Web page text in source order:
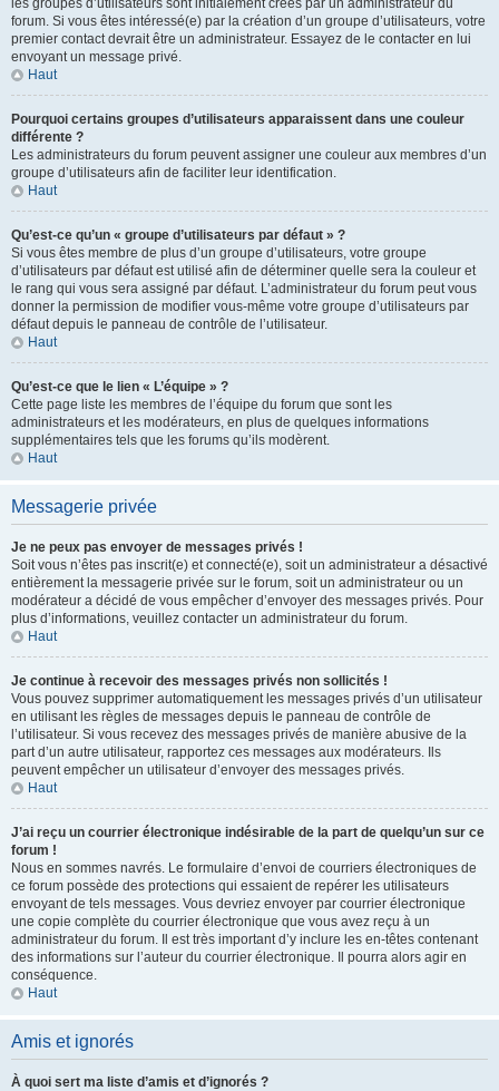
les groupes d’utilisateurs sont initialement créés par un administrateur du
forum. Si vous êtes intéressé(e) par la création d’un groupe d’utilisateurs, votre
premier contact devrait être un administrateur. Essayez de le contacter en lui
envoyant un message privé.
Haut
Pourquoi certains groupes d’utilisateurs apparaissent dans une couleur
différente ?
Les administrateurs du forum peuvent assigner une couleur aux membres d’un
groupe d’utilisateurs afin de faciliter leur identification.
Haut
Qu’est-ce qu’un « groupe d’utilisateurs par défaut » ?
Si vous êtes membre de plus d’un groupe d’utilisateurs, votre groupe
d’utilisateurs par défaut est utilisé afin de déterminer quelle sera la couleur et
le rang qui vous sera assigné par défaut. L’administrateur du forum peut vous
donner la permission de modifier vous-même votre groupe d’utilisateurs par
défaut depuis le panneau de contrôle de l’utilisateur.
Haut
Qu’est-ce que le lien « L’équipe » ?
Cette page liste les membres de l’équipe du forum que sont les
administrateurs et les modérateurs, en plus de quelques informations
supplémentaires tels que les forums qu’ils modèrent.
Haut
Messagerie privée
Je ne peux pas envoyer de messages privés !
Soit vous n’êtes pas inscrit(e) et connecté(e), soit un administrateur a désactivé
entièrement la messagerie privée sur le forum, soit un administrateur ou un
modérateur a décidé de vous empêcher d’envoyer des messages privés. Pour
plus d’informations, veuillez contacter un administrateur du forum.
Haut
Je continue à recevoir des messages privés non sollicités !
Vous pouvez supprimer automatiquement les messages privés d’un utilisateur
en utilisant les règles de messages depuis le panneau de contrôle de
l’utilisateur. Si vous recevez des messages privés de manière abusive de la
part d’un autre utilisateur, rapportez ces messages aux modérateurs. Ils
peuvent empêcher un utilisateur d’envoyer des messages privés.
Haut
J’ai reçu un courrier électronique indésirable de la part de quelqu’un sur ce
forum !
Nous en sommes navrés. Le formulaire d’envoi de courriers électroniques de
ce forum possède des protections qui essaient de repérer les utilisateurs
envoyant de tels messages. Vous devriez envoyer par courrier électronique
une copie complète du courrier électronique que vous avez reçu à un
administrateur du forum. Il est très important d’y inclure les en-têtes contenant
des informations sur l’auteur du courrier électronique. Il pourra alors agir en
conséquence.
Haut
Amis et ignorés
À quoi sert ma liste d’amis et d’ignorés ?